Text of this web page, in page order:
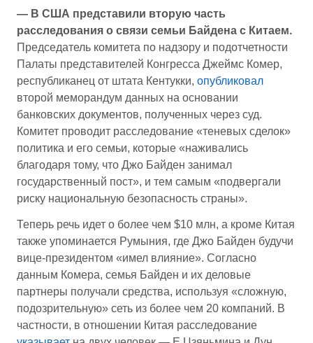
— В США представили вторую часть
расследования о связи семьи Байдена с Китаем.
Председатель комитета по надзору и подотчетности
Палаты представителей Конгресса Джеймс Комер,
республиканец от штата Кентукки, опубликовал
второй меморандум данных на основании
банковских документов, полученных через суд.
Комитет проводит расследование «теневых сделок»
политика и его семьи, которые «наживались
благодаря тому, что Джо Байден занимал
государственный пост», и тем самым «подвергали
риску национальную безопасность страны».
Теперь речь идет о более чем $10 млн, а кроме Китая
также упоминается Румыния, где Джо Байден будучи
вице-президентом «имел влияние». Согласно
данным Комера, семья Байден и их деловые
партнеры получали средства, используя «сложную,
подозрительную» сеть из более чем 20 компаний. В
частности, в отношении Китая расследование